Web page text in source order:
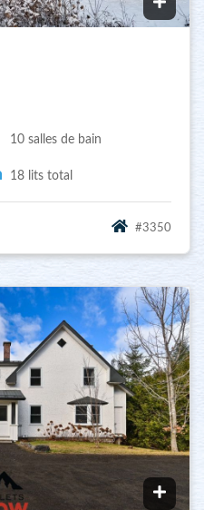
10 salles de bain
18 lits total
#3350